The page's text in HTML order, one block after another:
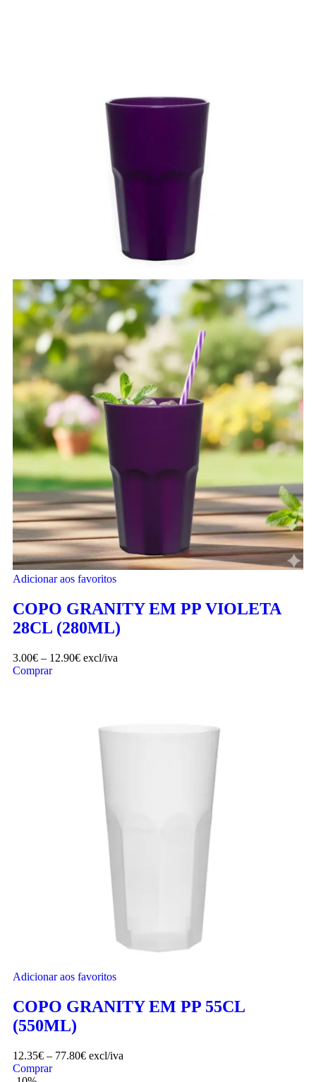
Adicionar aos favoritos
COPO GRANITY EM PP VIOLETA
28CL (280ML)
3.00€ – 12.90€ excl/iva
Comprar
Adicionar aos favoritos
COPO GRANITY EM PP 55CL
(550ML)
12.35€ – 77.80€ excl/iva
Comprar